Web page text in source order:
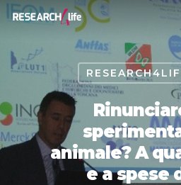
Premere INVIO per
per chiudere
animale? A
e a spese